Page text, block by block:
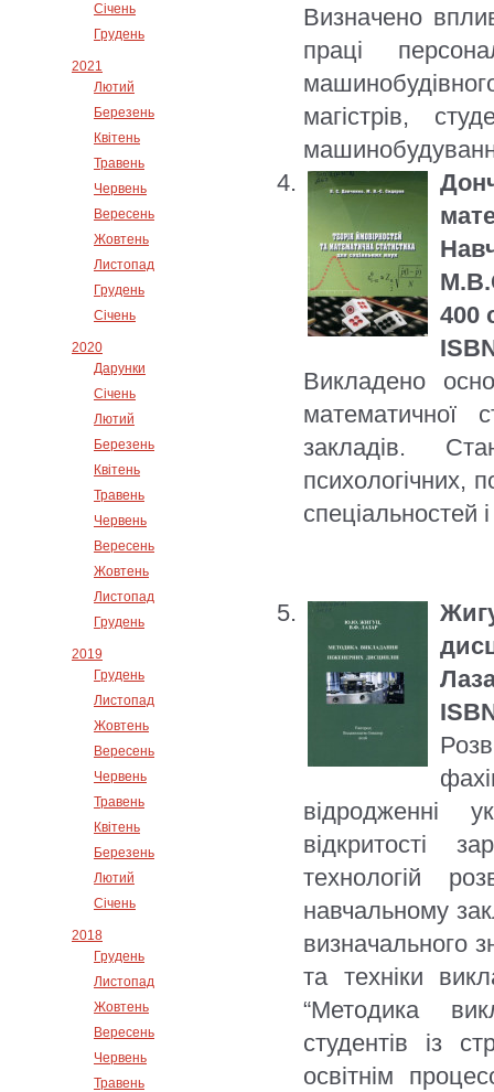
Січень
Грудень
2021
Лютий
Березень
Квітень
Травень
Червень
Вересень
Жовтень
Листопад
Грудень
Січень
2020
Дарунки
Січень
Лютий
Березень
Квітень
Травень
Червень
Вересень
Жовтень
Листопад
Грудень
2019
Грудень
Листопад
Жовтень
Вересень
Червень
Травень
Квітень
Березень
Лютий
Січень
2018
Грудень
Листопад
Жовтень
Вересень
Червень
Травень
Визначено
праці
магістрів,
400
Викладено
математичної
закладів.
психологічних,
спеціальностей
відродженні
відкритості
технологій
навчальному
визначального
та техніки
“Методика
студентів із
освітнім